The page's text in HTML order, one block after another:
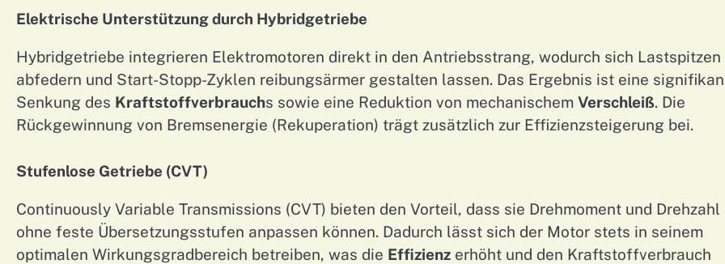
Elektrische Unterstützung durch Hybridgetriebe
Hybridgetriebe integrieren Elektromotoren direkt in den Antriebsstrang, wodurch sich Lastspitzen
abfedern und Start-Stopp-Zyklen reibungsärmer gestalten lassen. Das Ergebnis ist eine
Senkung des Kraftstoffverbrauchs sowie eine Reduktion von mechanischem Verschleiß. Die
Rückgewinnung von Bremsenergie (Rekuperation) trägt zusätzlich zur Effizienzsteigerung bei.
Stufenlose Getriebe (CVT)
Continuously Variable Transmissions (CVT) bieten den Vorteil, dass sie Drehmoment und Drehzahl
ohne feste Übersetzungsstufen anpassen können. Dadurch lässt sich der Motor stets in seinem
optimalen Wirkungsgradbereich betreiben, was die Effizienz erhöht und den Kraftstoffverbrauch